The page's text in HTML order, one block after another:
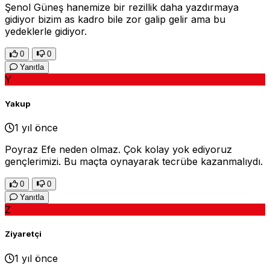
Şenol Güneş hanemize bir rezillik daha yazdırmaya
gidiyor bizim as kadro bile zor galip gelir ama bu
yedeklerle gidiyor.
0
0
Yanıtla
Y
Yakup
1 yıl önce
Poyraz Efe neden olmaz. Çok kolay yok ediyoruz
gençlerimizi. Bu maçta oynayarak tecrübe kazanmalıydı.
0
0
Yanıtla
Z
Ziyaretçi
1 yıl önce